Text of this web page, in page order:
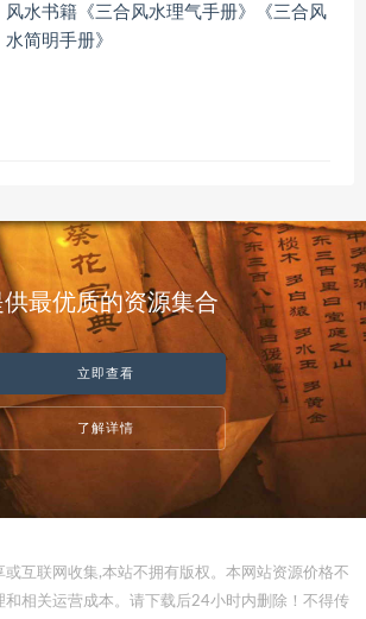
风水书籍《三合风水理气手册》《三合风
水简明手册》
供最优质的资源集合
立即查看
了解详情
互联网收集,本站不拥有版权。本网站资源价格不
和相关运营成本。请下载后24小时内删除！不得传